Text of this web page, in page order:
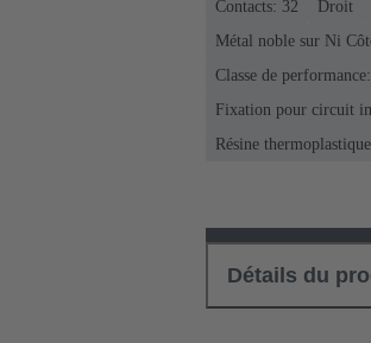
Contacts: 32
Droit
Métal noble sur Ni
Classe de
Fixation pour circuit
Résine
Détails du